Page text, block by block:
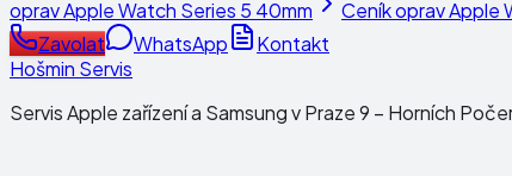
opravApple Watch Series 5 40mm Ceník opravApple
Zavolat
WhatsApp
Kontakt
Hošmin Servis
Servis Apple zařízení a Samsung v Praze 9 – Horních